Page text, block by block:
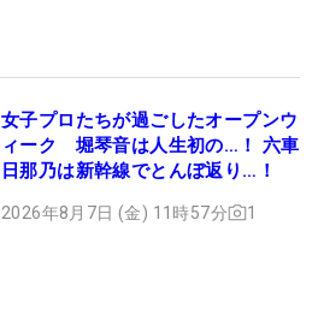
女子プロたちが過ごしたオープンウ
ィーク 堀琴音は人生初の…！ 六車
日那乃は新幹線でとんぼ返り…！
2026年8月7日 (金) 11時57分 1